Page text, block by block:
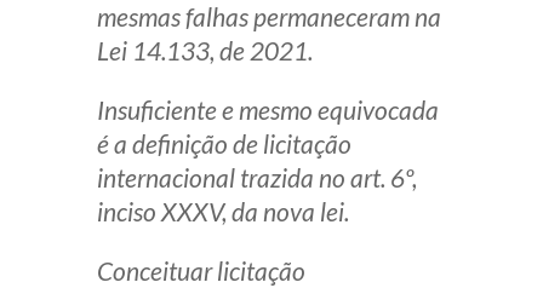
mesmas falhas permaneceram na
Lei 14.133, de 2021.
Insuficiente e mesmo equivocada
é a definição de licitação
internacional trazida no art. 6º,
inciso XXXV, da nova lei.
Conceituar licitação